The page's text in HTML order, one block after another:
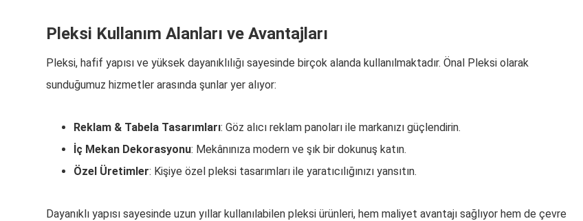
Pleksi Kullanım Alanları ve Avantajları
Pleksi, hafif yapısı ve yüksek dayanıklılığı sayesinde birçok alanda kullanılmaktadır. Önal Pleksi olarak
sunduğumuz hizmetler arasında şunlar yer alıyor:
Reklam & Tabela Tasarımları: Göz alıcı reklam panoları ile markanızı güçlendirin.
İç Mekan Dekorasyonu: Mekânınıza modern ve şık bir dokunuş katın.
Özel Üretimler: Kişiye özel pleksi tasarımları ile yaratıcılığınızı yansıtın.
Dayanıklı yapısı sayesinde uzun yıllar kullanılabilen pleksi ürünleri, hem maliyet avantajı sağlıyor hem de çevre